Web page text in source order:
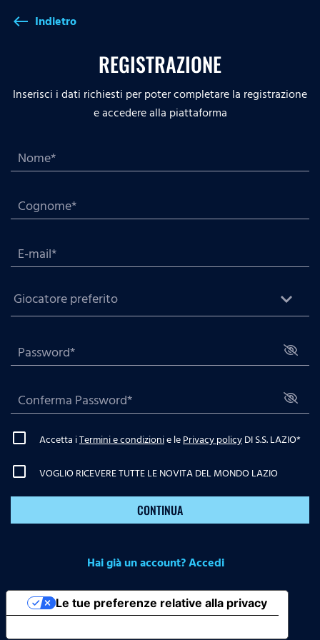
west Indietro
REGISTRAZIONE
Inserisci i dati richiesti per poter completare la registrazione
e accedere alla piattaforma
Accetta iTermini e condizionie lePrivacy policyDI S.S. LAZIO*
VOGLIO RICEVERE TUTTE LE NOVITA DEL MONDO LAZIO
CONTINUA
Hai già un account? Accedi
Le tue preferenze relative alla privacy